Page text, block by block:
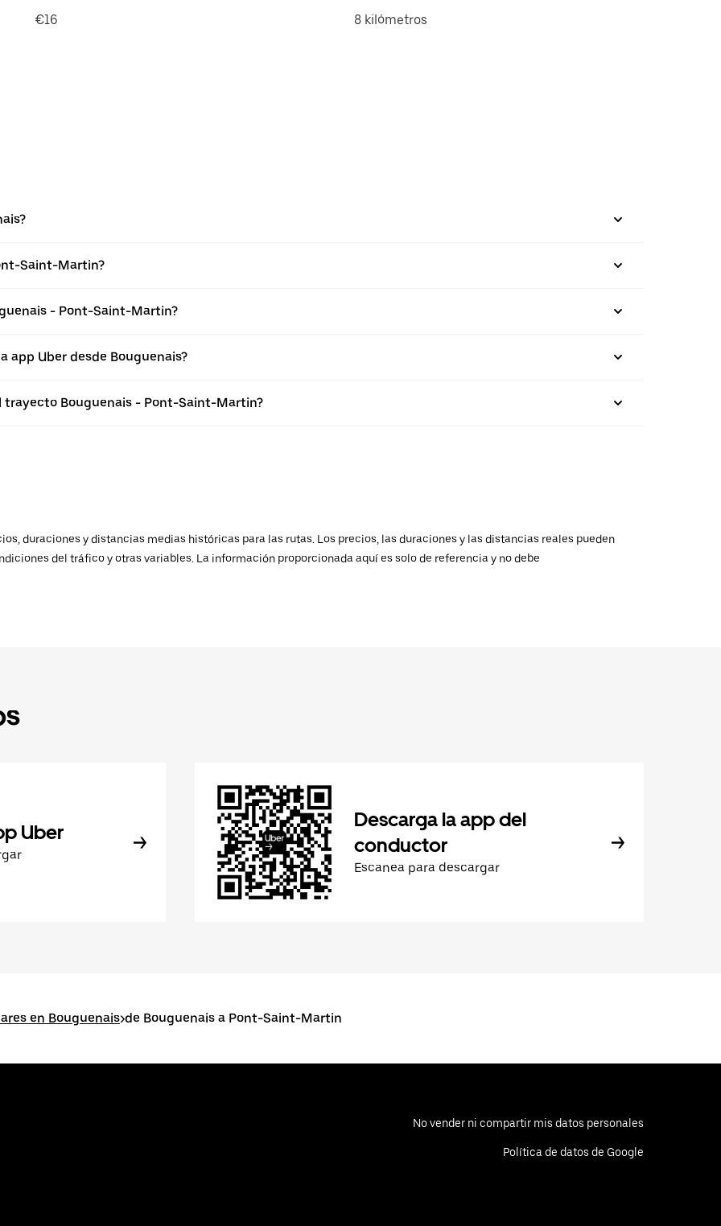
€16 8 kilómetros
Saint-Martin?
- Pont-Saint-Martin?
app Uber desde Bouguenais?
trayecto Bouguenais - Pont-Saint-Martin?
duraciones y distancias medias históricas para las rutas. Los precios, las duraciones y las distancias reales pueden
del tráfico y otras variables. La información proporcionada aquí es solo de referencia y no debe
Uber
Descarga la app del
conductor
Escanea para descargar
en Bouguenais>de Bouguenais a Pont-Saint-Martin
No vender ni compartir mis datos personales
Política de datos de Google